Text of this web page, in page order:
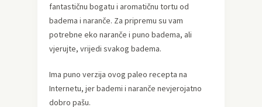
fantastičnu bogatu i aromatičnu tortu od
badema i naranče. Za pripremu su vam
potrebne eko naranče i puno badema, ali
vjerujte, vrijedi svakog badema.
Ima puno verzija ovog paleo recepta na
Internetu, jer bademi i naranče nevjerojatno
dobro pašu.